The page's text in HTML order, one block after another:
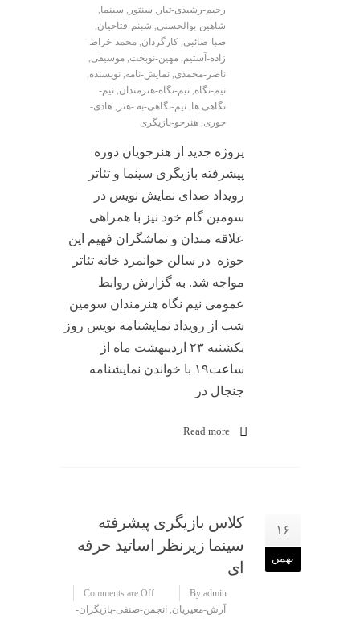
رحیم-رشیدی-تبار , سنتور , سینما,
شاهین-بوالحسنی, شبنم-فتاحیان,
صبا-صائبی, کارگردان, محمد-خراط-
زاده-آستیم, مهین-نوبخت, موسیقی,
ناصر-محمدی, نمایش-نامه, نویسنده,
نیم-نگاه, نیم-نگاه-هنرمندان, نیم-
نگاهی ها, نیم-نگاهی-به -هنر , هادی-
حوری, هنرجو-بازیگری
پروژه جدید از هنرجویان دوره
پیشرفته بازیگری سینما و تئاتر
رویداد صدای نمایش نویس در
سومین گام خود نیز با همراهی
علاقه مندان و تماشگران فهیم این
حوزه در سالن جوانمرد خانه تئاتر
مواجه شد. به گزارش روابط
عمومی نیم نگاه هنرمندان سومین
شب از رویداد نمایشنامه نویس روز
یکشنبه ۲۳ اردیبهشت ماه از
ساعت۱۹ با خواندن نمایشنامه
جنجال در
Read more
۱۶
بهمن
کلاس بازیگری پیشرفته
سینما زیرنظر اساتید حرفه
ای
By admin
Comments are Off
آرش-معیریان, انجمن-صنفی-بازیگران-